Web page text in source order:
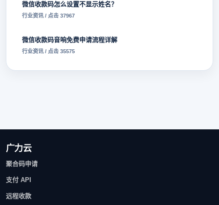
微信收款码怎么设置不显示姓名？
行业资讯 / 点击 37967
微信收款码音响免费申请流程详解
行业资讯 / 点击 35575
广力云
聚合码申请
支付 API
远程收款